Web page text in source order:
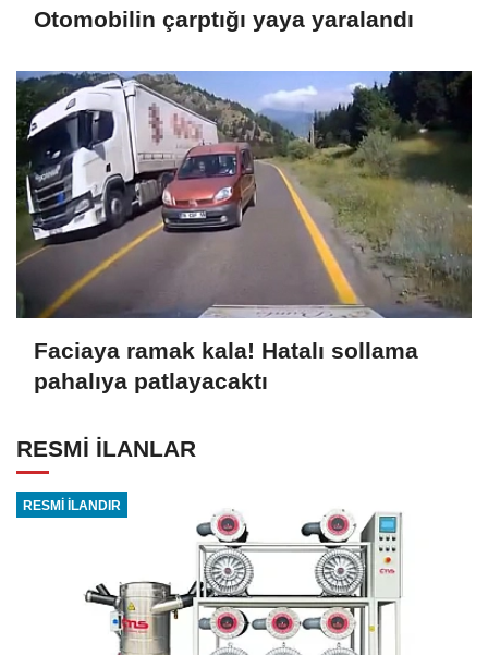
Otomobilin çarptığı yaya yaralandı
Faciaya ramak kala! Hatalı sollama
pahalıya patlayacaktı
RESMİ İLANLAR
RESMİ İLANDIR